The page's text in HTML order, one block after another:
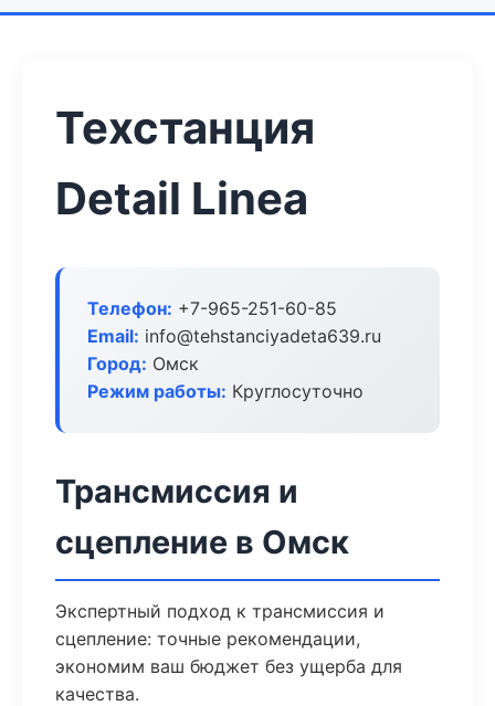
Техстанция
Detail Linea
Телефон: +7-965-251-60-85
Email: info@tehstanciyadeta639.ru
Город: Омск
Режим работы: Круглосуточно
Трансмиссия и
сцепление в Омск
Экспертный подход к трансмиссия и
сцепление: точные рекомендации,
экономим ваш бюджет без ущерба для
качества.